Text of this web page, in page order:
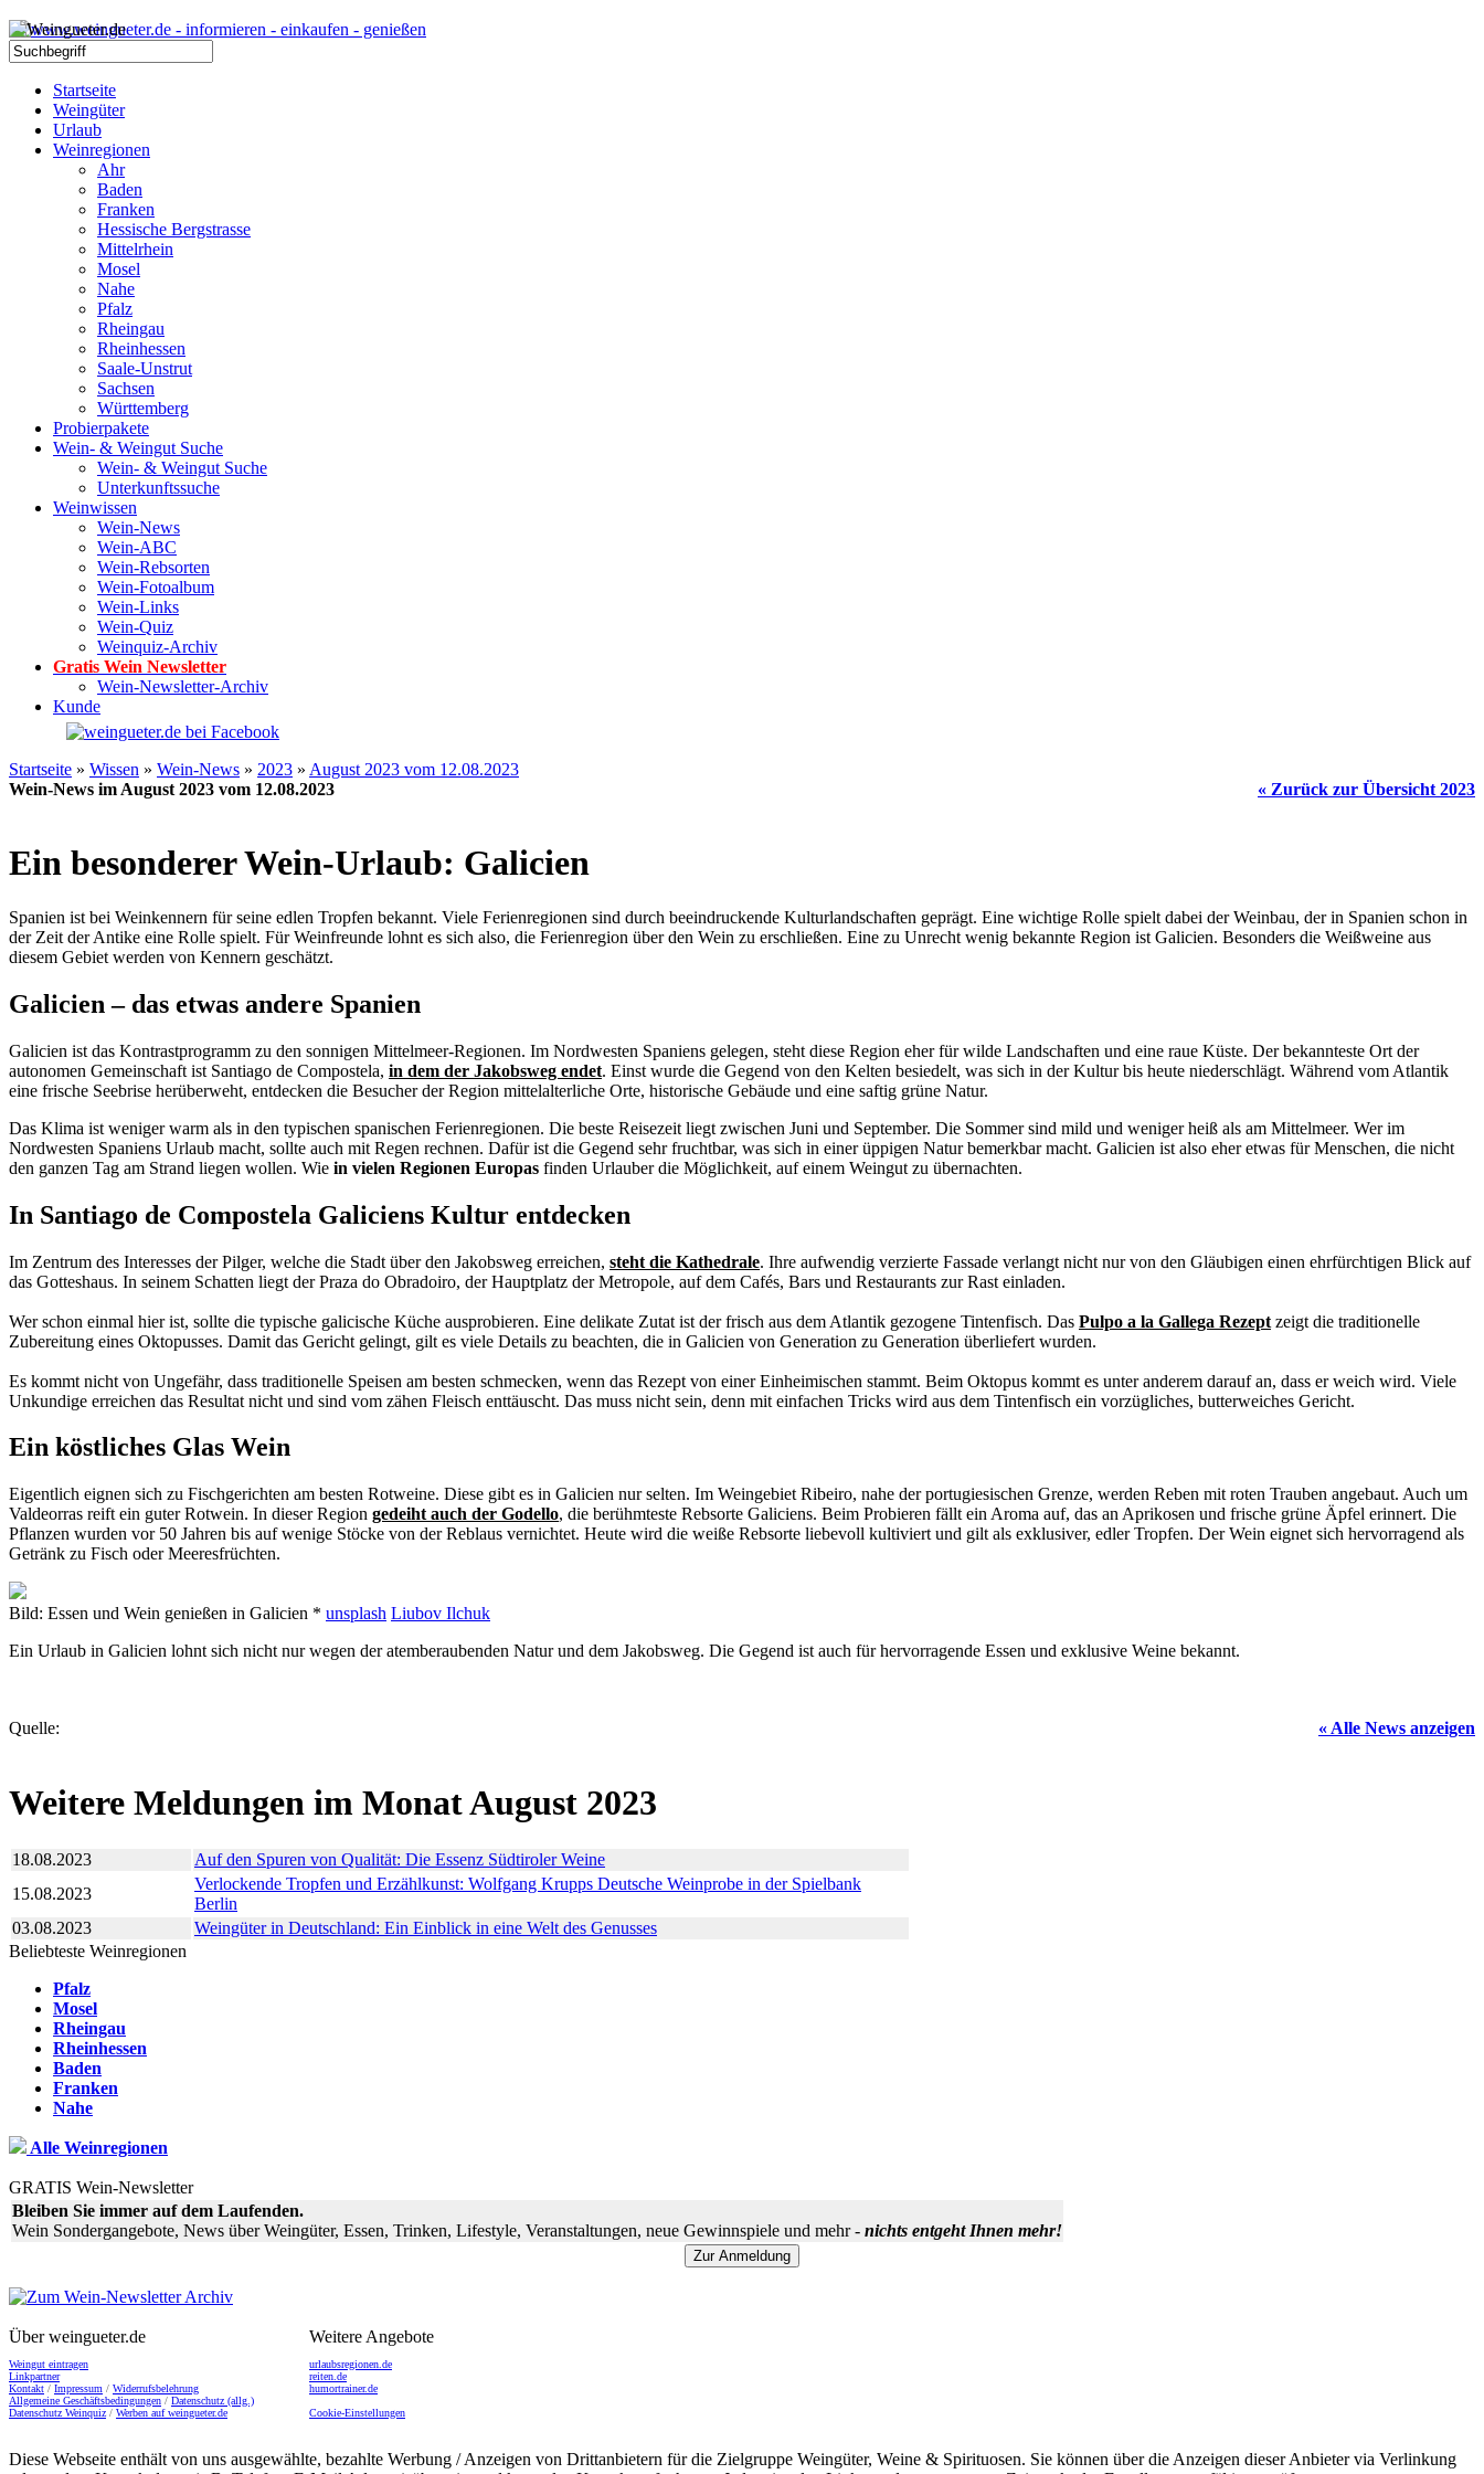
Startseite
Weingüter
Urlaub
Weinregionen
Ahr
Baden
Franken
Hessische Bergstrasse
Mittelrhein
Mosel
Nahe
Pfalz
Rheingau
Rheinhessen
Saale-Unstrut
Sachsen
Württemberg
Probierpakete
Wein- & Weingut Suche
Wein- & Weingut Suche
Unterkunftssuche
Weinwissen
Wein-News
Wein-ABC
Wein-Rebsorten
Wein-Fotoalbum
Wein-Links
Wein-Quiz
Weinquiz-Archiv
Gratis Wein Newsletter
Wein-Newsletter-Archiv
Kunde
Startseite » Wissen » Wein-News » 2023 » August 2023 vom 12.08.2023
Wein-News im August 2023 vom 12.08.2023
« Zurück zur Übersicht 2023
Ein besonderer Wein-Urlaub: Galicien
Spanien ist bei Weinkennern für seine edlen Tropfen bekannt. Viele Ferienregionen sind durch beeindruckende Kulturlandschaften geprägt. Eine wichtige Rolle spielt dabei der Weinbau, der in Spanien schon in
der Zeit der Antike eine Rolle spielt. Für Weinfreunde lohnt es sich also, die Ferienregion über den Wein zu erschließen. Eine zu Unrecht wenig bekannte Region ist Galicien. Besonders die Weißweine aus
diesem Gebiet werden von Kennern geschätzt.
Galicien – das etwas andere Spanien
Galicien ist das Kontrastprogramm zu den sonnigen Mittelmeer-Regionen. Im Nordwesten Spaniens gelegen, steht diese Region eher für wilde Landschaften und eine raue Küste. Der bekannteste Ort der
autonomen Gemeinschaft ist Santiago de Compostela, in dem der Jakobsweg endet. Einst wurde die Gegend von den Kelten besiedelt, was sich in der Kultur bis heute niederschlägt. Während vom Atlantik
eine frische Seebrise herüberweht, entdecken die Besucher der Region mittelalterliche Orte, historische Gebäude und eine saftig grüne Natur.
Das Klima ist weniger warm als in den typischen spanischen Ferienregionen. Die beste Reisezeit liegt zwischen Juni und September. Die Sommer sind mild und weniger heiß als am Mittelmeer. Wer im
Nordwesten Spaniens Urlaub macht, sollte auch mit Regen rechnen. Dafür ist die Gegend sehr fruchtbar, was sich in einer üppigen Natur bemerkbar macht. Galicien ist also eher etwas für Menschen, die nicht
den ganzen Tag am Strand liegen wollen. Wie in vielen Regionen Europas finden Urlauber die Möglichkeit, auf einem Weingut zu übernachten.
In Santiago de Compostela Galiciens Kultur entdecken
Im Zentrum des Interesses der Pilger, welche die Stadt über den Jakobsweg erreichen, steht die Kathedrale. Ihre aufwendig verzierte Fassade verlangt nicht nur von den Gläubigen einen ehrfürchtigen Blick auf
das Gotteshaus. In seinem Schatten liegt der Praza do Obradoiro, der Hauptplatz der Metropole, auf dem Cafés, Bars und Restaurants zur Rast einladen.
Wer schon einmal hier ist, sollte die typische galicische Küche ausprobieren. Eine delikate Zutat ist der frisch aus dem Atlantik gezogene Tintenfisch. Das Pulpo a la Gallega Rezept zeigt die traditionelle
Zubereitung eines Oktopusses. Damit das Gericht gelingt, gilt es viele Details zu beachten, die in Galicien von Generation zu Generation überliefert wurden.
Es kommt nicht von Ungefähr, dass traditionelle Speisen am besten schmecken, wenn das Rezept von einer Einheimischen stammt. Beim Oktopus kommt es unter anderem darauf an, dass er weich wird. Viele
Unkundige erreichen das Resultat nicht und sind vom zähen Fleisch enttäuscht. Das muss nicht sein, denn mit einfachen Tricks wird aus dem Tintenfisch ein vorzügliches, butterweiches Gericht.
Ein köstliches Glas Wein
Eigentlich eignen sich zu Fischgerichten am besten Rotweine. Diese gibt es in Galicien nur selten. Im Weingebiet Ribeiro, nahe der portugiesischen Grenze, werden Reben mit roten Trauben angebaut. Auch um
Valdeorras reift ein guter Rotwein. In dieser Region gedeiht auch der Godello, die berühmteste Rebsorte Galiciens. Beim Probieren fällt ein Aroma auf, das an Aprikosen und frische grüne Äpfel erinnert. Die
Pflanzen wurden vor 50 Jahren bis auf wenige Stöcke von der Reblaus vernichtet. Heute wird die weiße Rebsorte liebevoll kultiviert und gilt als exklusiver, edler Tropfen. Der Wein eignet sich hervorragend als
Getränk zu Fisch oder Meeresfrüchten.
Bild: Essen und Wein genießen in Galicien * unsplash Liubov Ilchuk
Ein Urlaub in Galicien lohnt sich nicht nur wegen der atemberaubenden Natur und dem Jakobsweg. Die Gegend ist auch für hervorragende Essen und exklusive Weine bekannt.
Quelle: « Alle News anzeigen
Weitere Meldungen im Monat August 2023
18.08.2023
Auf den Spuren von Qualität: Die Essenz Südtiroler Weine
15.08.2023
Verlockende Tropfen und Erzählkunst: Wolfgang Krupps Deutsche Weinprobe in der Spielbank
Berlin
03.08.2023
Weingüter in Deutschland: Ein Einblick in eine Welt des Genusses
Beliebteste Weinregionen
Pfalz
Mosel
Rheingau
Rheinhessen
Baden
Franken
Nahe
Alle Weinregionen
GRATIS Wein-Newsletter
Bleiben Sie immer auf dem Laufenden.
Wein Sondergangebote, News über Weingüter, Essen, Trinken, Lifestyle, Veranstaltungen, neue Gewinnspiele und mehr - nichts entgeht Ihnen mehr!
Über weingueter.de
Weingut eintragen
Linkpartner
Kontakt / Impressum / Widerrufsbelehrung
Allgemeine Geschäftsbedingungen / Datenschutz (allg.)
Datenschutz Weinquiz / Werben auf weingueter.de
Weitere Angebote
urlaubsregionen.de
reiten.de
humortrainer.de
Cookie-Einstellungen
Diese Webseite enthält von uns ausgewählte, bezahlte Werbung / Anzeigen von Drittanbietern für die Zielgruppe Weingüter, Weine & Spirituosen. Sie können über die Anzeigen dieser Anbieter via Verlinkung